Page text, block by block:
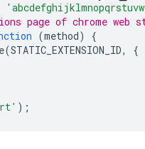
page of chrome web
(method)
{
(STATIC_EXTENSION_ID,
{
);